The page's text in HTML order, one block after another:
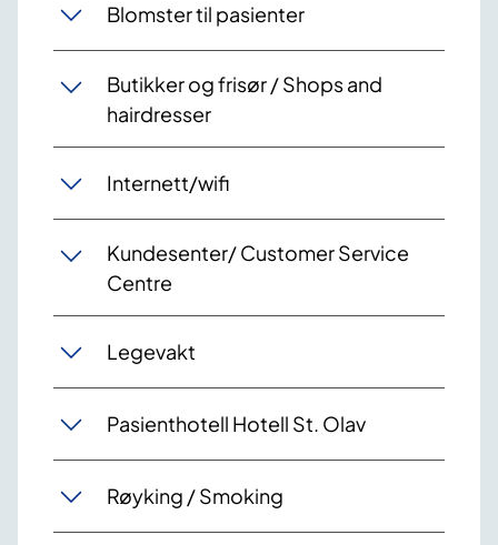
Blomster til pasienter
Butikker og frisør / Shops and
hairdresser
Internett/wifi
Kundesenter/ Customer Service
Centre
Legevakt
Pasienthotell Hotell St. Olav
Røyking / Smoking